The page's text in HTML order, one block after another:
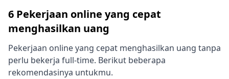
6 Pekerjaan online yang cepat
menghasilkan uang
Pekerjaan online yang cepat menghasilkan uang tanpa
perlu bekerja full-time. Berikut beberapa
rekomendasinya untukmu.